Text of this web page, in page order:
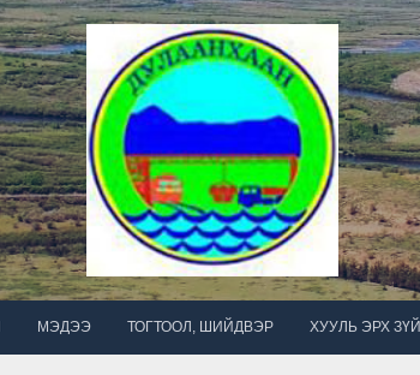
МЭДЭЭ ТОГТООЛ, ШИЙДВЭР ХУУЛЬ ЭРХ ЗҮЙ